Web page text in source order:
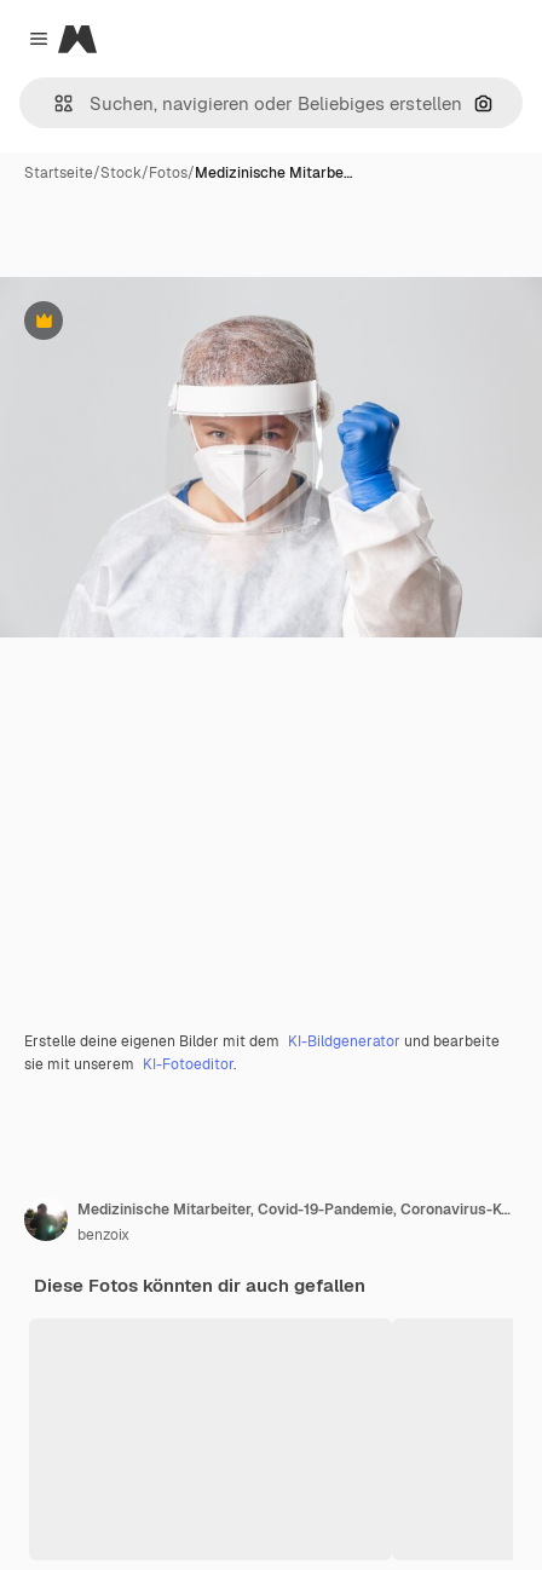
Close menu
Magnific
Nach
Startseite/Stock/Fotos/Medizinische Mitarbe…
Premium
Erstelle deine eigenen Bilder mit dem KI-Bildgenerator und bearbeite
sie mit unserem KI-Fotoeditor.
Medizinische Mitarbeiter, Covid-19-Pandemie, Coronavirus-Konzept. Nahaufnahme der selbstbewussten und hoffnungsvollen Ärztin in persönlicher Schutzausrüstung ballt die Faust zur Unterstützung, unterstützt, freut sich über den Sieg.
benzoix
Diese Fotos könnten dir auch gefallen